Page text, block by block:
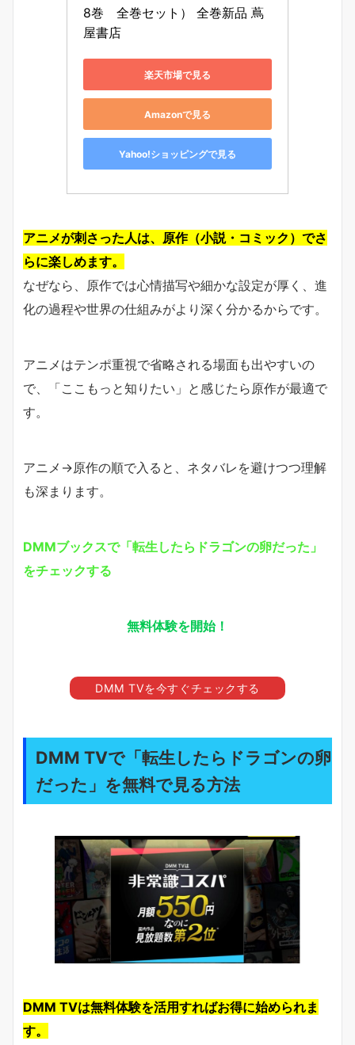
8巻　全巻セット） 全巻新品 蔦
屋書店
楽天市場で見る
Amazonで見る
Yahoo!ショッピングで見る
アニメが刺さった人は、原作（小説・コミック）でさ
らに楽しめます。
なぜなら、原作では心情描写や細かな設定が厚く、進
化の過程や世界の仕組みがより深く分かるからです。
アニメはテンポ重視で省略される場面も出やすいの
で、「ここもっと知りたい」と感じたら原作が最適で
す。
アニメ→原作の順で入ると、ネタバレを避けつつ理解
も深まります。
DMMブックスで「転生したらドラゴンの卵だった」
をチェックする
無料体験を開始！
DMM TVを今すぐチェックする
DMM TVで「転生したらドラゴンの卵
だった」を無料で見る方法
DMM TVは無料体験を活用すればお得に始められま
す。